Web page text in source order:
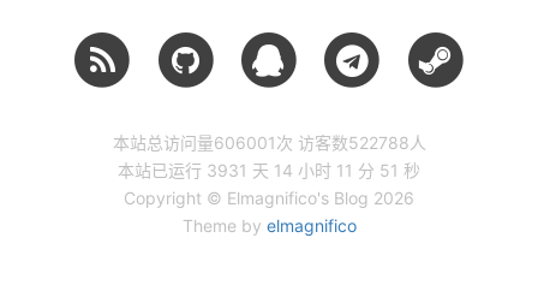
本站总访问量606001次 访客数522788 人
本站已运行 3931 天 14 小时 11 分 51 秒
Copyright © Elmagnifico's Blog 2026
Theme by elmagnifico